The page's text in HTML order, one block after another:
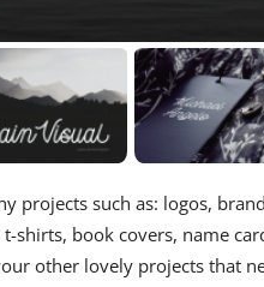
projects such as: logos,
shirts, book covers, name
other lovely projects that